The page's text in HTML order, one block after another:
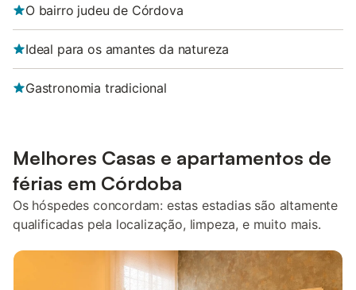
O bairro judeu de Córdova
Ideal para os amantes da natureza
Gastronomia tradicional
Melhores Casas e apartamentos de
férias em Córdoba
Os hóspedes concordam: estas estadias são altamente
qualificadas pela localização, limpeza, e muito mais.